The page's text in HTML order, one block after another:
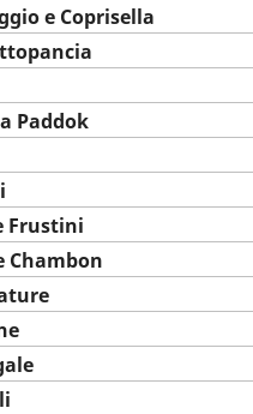
e Coprisella
Paddok
Frustini
Chambon